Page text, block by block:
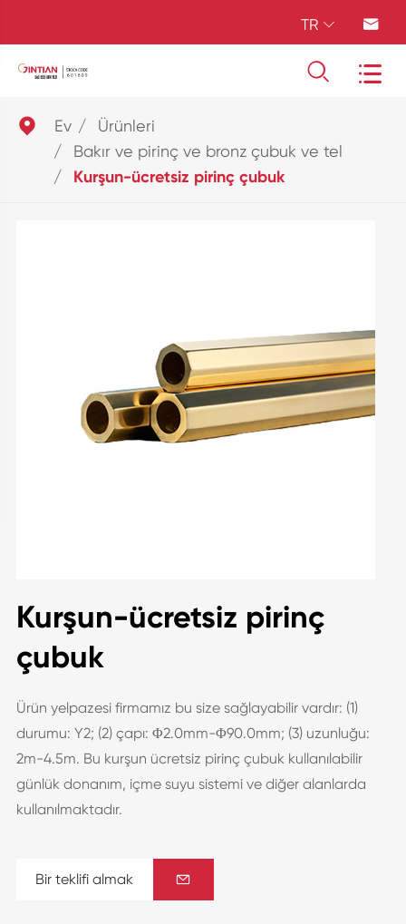
TR  
 
 Ev
Ürünleri
Bakır ve pirinç ve bronz çubuk ve tel
Kurşun-ücretsiz pirinç çubuk
Kurşun-ücretsiz pirinç
çubuk
Ürün yelpazesi firmamız bu size sağlayabilir vardır: (1)
durumu: Y2; (2) çapı: Φ2.0mm-Φ90.0mm; (3) uzunluğu:
2m-4.5m. Bu kurşun ücretsiz pirinç çubuk kullanılabilir
günlük donanım, içme suyu sistemi ve diğer alanlarda
kullanılmaktadır.
Bir teklifi almak 